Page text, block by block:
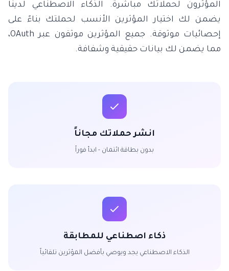
المؤثرون لحملاتك مباشرة. الذكاء الاصطناعي لدينا
يضمن لك اختيار المؤثرين الأنسب لحملتك بناءً على
إحصائيات موثوقة. جميع المؤثرين موثقون عبر OAuth،
مما يضمن لك بيانات حقيقية وشفافة.
انشر حملاتك مجاناً
بدون بطاقة ائتمان - ابدأ فوراً
ذكاء اصطناعي للمطابقة
الذكاء الاصطناعي يجد ويوصي بأفضل المؤثرين تلقائياً